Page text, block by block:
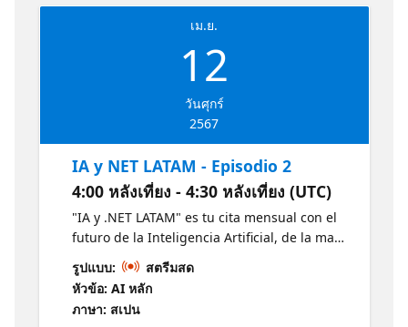
Obtenga más información sobre la IA y .NET
con estos recursos de Microsoft:
https://aka.ms/CursoIAFundamentals1
https://aka.ms/NETIntroduccion1
เม.ย.
12
วันศุกร์
2567
IA y NET LATAM - Episodio 2
4:00 หลังเที่ยง - 4:30 หลังเที่ยง (UTC)
"IA y .NET LATAM" es tu cita mensual con el
futuro de la Inteligencia Artificial, de la mano
de expertos Microsoft, MVPs destacados y
estudiantes apasionados revelan las últimas
tendencias en IA y .NET. Descubre en 30
minutos las últimas tendencias en IA y .NET
รูปแบบ:
สตรีมสด
หัวข้อ: AI หลัก
ภาษา: สเปน